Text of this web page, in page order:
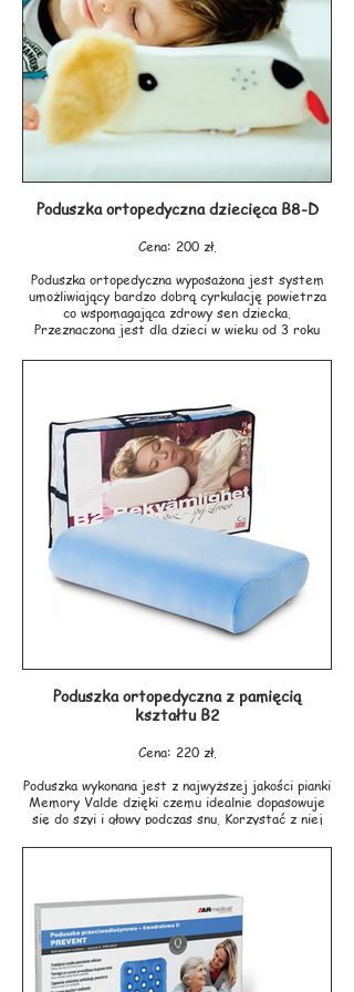
- Ø 40 x 5 cm i Ø 40 x 8 cm są odpowiednie do
odciążenia kości ogonowej.
Produkt objęty jest gwarancją producenta na
okres 24 miesięcy
Producent: HALCAMP
Poduszka ortopedyczna dziecięca B8-D
Cena: 200 zł.
Poduszka ortopedyczna wyposażona jest system
umożliwiający bardzo dobrą cyrkulację powietrza
co wspomagająca zdrowy sen dziecka.
Przeznaczona jest dla dzieci w wieku od 3 roku
dziecka.
Poduszka ortopedyczna z pamięcią
kształtu B2
Cena: 220 zł.
Poduszka wykonana jest z najwyższej jakości pianki
Memory Valde dzięki czemu idealnie dopasowuje
się do szyi i głowy podczas snu. Korzystać z niej
śpiące na plecach, ponieważ nie posiada łuku na
łagodne wybrzuszenia o różnych wysokościach,
oznacza to, iż można spać na każdym z nich w
zależności od długości własnego barku, szyi oraz
wymagań.
Zalecana jest od 10 roku życia w wersji: Memory
o twardości miękkiej.